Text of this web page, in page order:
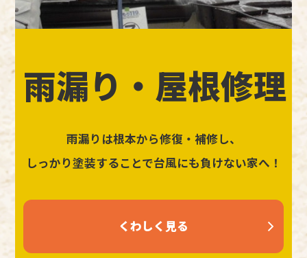
雨漏り・屋根修理
雨漏りは根本から修復・補修し、
しっかり塗装することで台風にも負けない家へ！
くわしく見る